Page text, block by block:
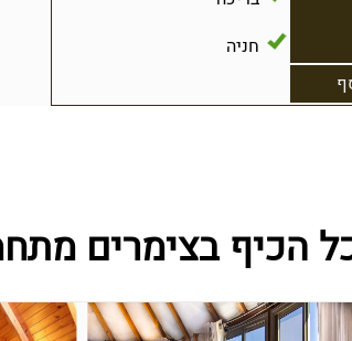
חניה
הכיף בצימרים